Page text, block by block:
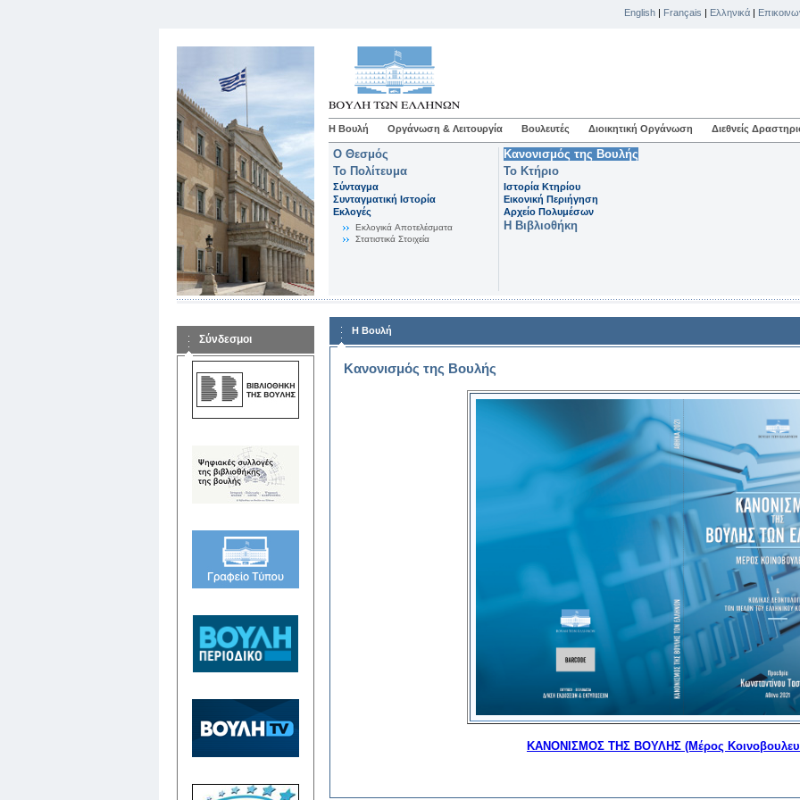
English | Français | Ελληνικά |
Η Βουλή Οργάνωση & Λειτουργία Βουλευτές Διοικητική Οργάνωση Διεθνείς
Ο Θεσμός
Το Πολίτευμα
Σύνταγμα
Συνταγματική Ιστορία
Εκλογές
Eκλογικά Aποτελέσματα
Στατιστικά Στοιχεία
Κανονισμός της Βουλής
Το Κτήριο
Ιστορία Κτηρίου
Εικονική Περιήγηση
Αρχείο Πολυμέσων
Η Βιβλιοθήκη
Σύνδεσμοι
Η Βουλή
Κανονισμός της Βουλής
ΚΑΝΟΝΙΣΜΟΣ ΤΗΣ ΒΟΥΛΗΣ (Μέρος